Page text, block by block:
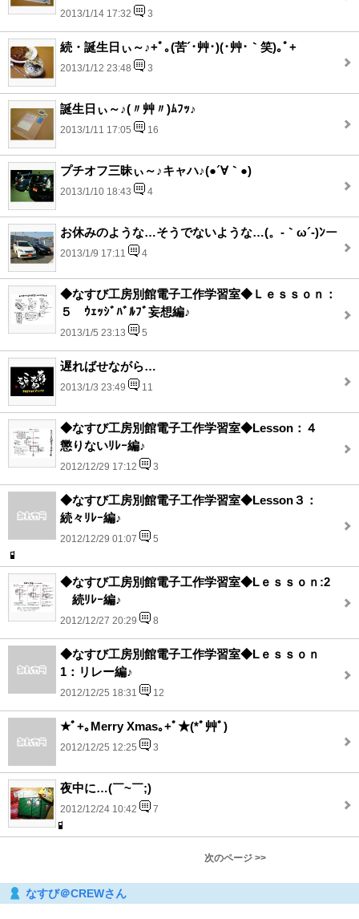
2013/1/14 17:32 3
続・誕生日ぃ～♪+ﾟ｡(苦´･艸･)(･艸･｀笑)｡ﾟ+
2013/1/12 23:48 3
誕生日ぃ～♪(〃艸〃)ﾑﾌｯ♪
2013/1/11 17:05 16
プチオフ三昧ぃ～♪キャハ♪(●´∀｀●)
2013/1/10 18:43 4
お休みのような…そうでないような…(。-｀ω´-)ﾝー
2013/1/9 17:11 4
◆なすび工房別館電子工作学習室◆Ｌｅｓｓｏｎ：
５ ｳｪｯｼﾞﾊﾞﾙﾌﾞ妄想編♪
2013/1/5 23:13 5
遅ればせながら…
2013/1/3 23:49 11
◆なすび工房別館電子工作学習室◆Lesson：４
懲りないﾘﾚｰ編♪
2012/12/29 17:12 3
◆なすび工房別館電子工作学習室◆Lesson３：
続々ﾘﾚｰ編♪
2012/12/29 01:07 5
◆なすび工房別館電子工作学習室◆Lｅｓｓｏｎ:2
続ﾘﾚｰ編♪
2012/12/27 20:29 8
◆なすび工房別館電子工作学習室◆Lｅｓｓｏｎ
1：リレー編♪
2012/12/25 18:31 12
★ﾟ+｡Merry Xmas｡+ﾟ★(*ﾟ艸ﾟ)
2012/12/25 12:25 3
夜中に…(￣~￣;)
2012/12/24 10:42 7
次のページ >>
なすび＠CREWさん